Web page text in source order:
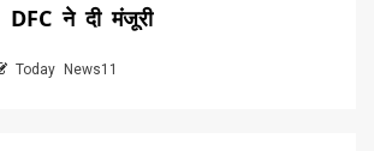
DFC ने दी मंजूरी
Today News11